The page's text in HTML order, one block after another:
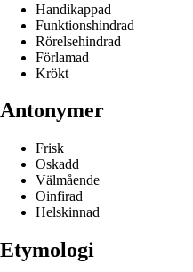
Handikappad
Funktionshindrad
Rörelsehindrad
Förlamad
Krökt
Antonymer
Frisk
Oskadd
Välmående
Oinfirad
Helskinnad
Etymologi